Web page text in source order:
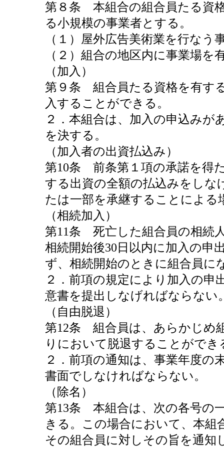
第８条 本組合の組合員たる資
る小規模の事業者とする。
（１）屋外広告美術業を行なう
（２）組合の地区内に事業場を
（加入）
第９条 組合員たる資格を有す
入することができる。
２．本組合は、加入の申込み
を決する。
（加入者の出資払込み）
第10条 前条第１項の承諾を得
する出資の全額の払込みをしな
たは一部を承継することによる
（相続加入）
第11条 死亡した組合員の相続
相続開始後30日以内に加入の申
ず、相続開始のときに組合員に
２．前項の規定により加入の
意書を提出しなげればならない
（自由脱退）
第12条 組合員は、あらかじめ
りにおいて脱退することができ
２．前項の通知は、事業年度の
書面でしなければならない。
（除名）
第13条 本組合は、次の各号の
きる。この場合において、本組
その組合員に対しその旨を通知